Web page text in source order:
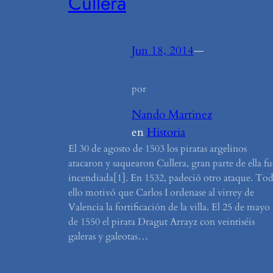
Jun 18, 2014—
por
Nando Martinez
en Historia
El 30 de agosto de 1503 los piratas argelinos
atacaron y saquearon Cullera, gran parte de ella
incendiada[1]. En 1532, padeció otro ataque.
ello motivó que Carlos I ordenase al virrey de
Valencia la fortificación de la villa. El 25 de mayo
de 1550 el pirata Dragut Arrayz con veintiséis
galeras y galeotas…